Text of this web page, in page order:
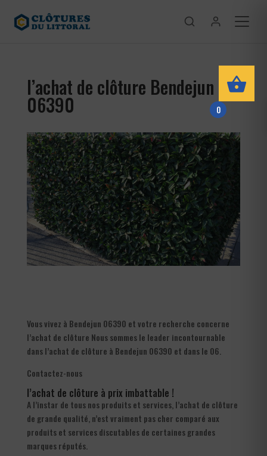
l’achat de clôture Bendejun
06390
Vous vivez à Bendejun 06390 et votre recherche concerne
l’achat de clôture Nous sommes le leader incontournable
dans l’achat de clôture à Bendejun 06390 et dans le 06.
Contactez-nous
l’achat de clôture à prix imbattable !
A l’instar de tous nos produits et services, l’achat de clôture
de grande qualité, n’est vraiment pas cher comparé aux
produits et services discutables de certaines grandes
marques réputés.
0